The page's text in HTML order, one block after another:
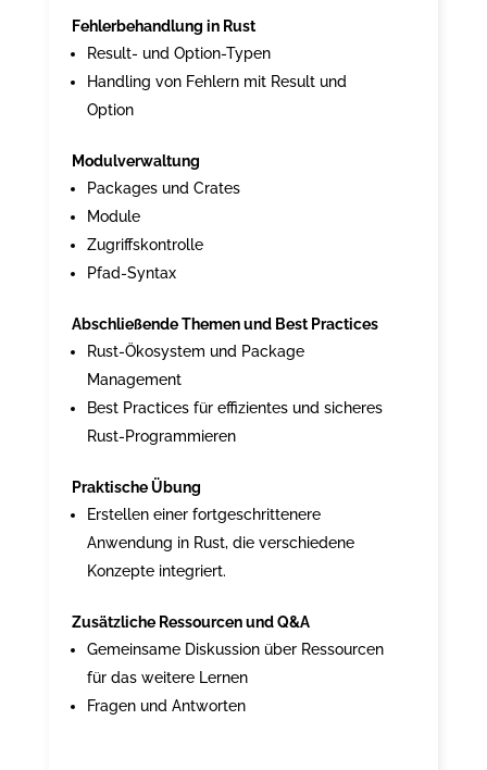
Fehlerbehandlung in Rust
Result- und Option-Typen
Handling von Fehlern mit Result und
Option
Modulverwaltung
Packages und Crates
Module
Zugriffskontrolle
Pfad-Syntax
Abschließende Themen und Best Practices
Rust-Ökosystem und Package
Management
Best Practices für effizientes und sicheres
Rust-Programmieren
Praktische Übung
Erstellen einer fortgeschrittenere
Anwendung in Rust, die verschiedene
Konzepte integriert.
Zusätzliche Ressourcen und Q&A
Gemeinsame Diskussion über Ressourcen
für das weitere Lernen
Fragen und Antworten